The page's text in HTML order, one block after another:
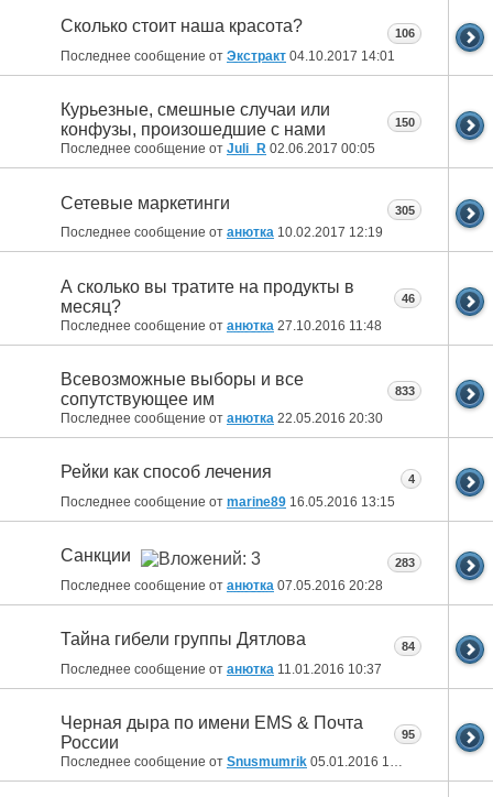
Сколько стоит наша красота?
Последнее сообщение от Экстракт 04.10.2017 14:01
106
Курьезные, смешные случаи или
конфузы, произошедшие с нами
Последнее сообщение от Juli_R 02.06.2017 00:05
150
Сетевые маркетинги
Последнее сообщение от анютка 10.02.2017 12:19
305
А сколько вы тратите на продукты в
месяц?
Последнее сообщение от анютка 27.10.2016 11:48
46
Всевозможные выборы и все
сопутствующее им
Последнее сообщение от анютка 22.05.2016 20:30
833
Рейки как способ лечения
Последнее сообщение от marine89 16.05.2016 13:15
4
Санкции
Последнее сообщение от анютка 07.05.2016 20:28
283
Тайна гибели группы Дятлова
Последнее сообщение от анютка 11.01.2016 10:37
84
Черная дыра по имени EMS & Почта
России
Последнее сообщение от Snusmumrik 05.01.2016 18:26
95